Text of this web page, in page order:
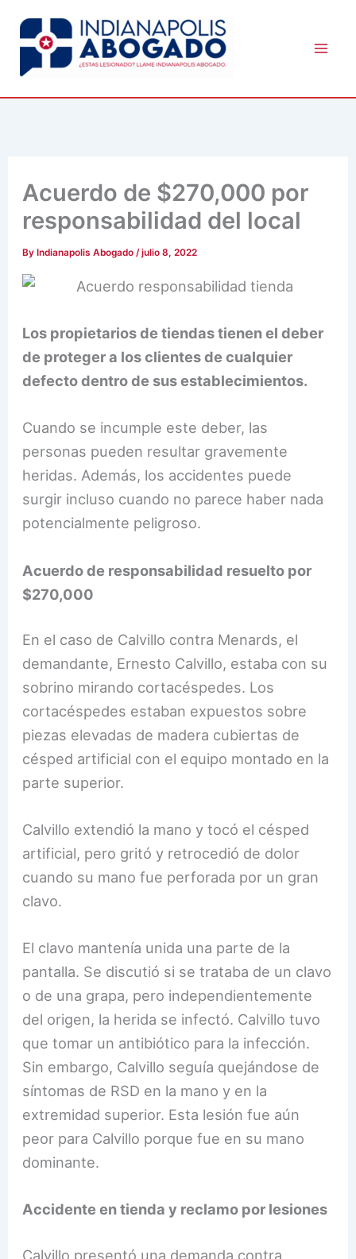
content
Acuerdo de $270,000 por
responsabilidad del local
ByIndianapolis Abogado /julio 8, 2022
Los propietarios de tiendas tienen el deber
de proteger a los clientes de cualquier
defecto dentro de sus establecimientos.
Cuando se incumple este deber, las
personas pueden resultar gravemente
heridas. Además, los accidentes puede
surgir incluso cuando no parece haber nada
potencialmente peligroso.
Acuerdo de responsabilidad resuelto por
$270,000
En el caso de Calvillo contra Menards, el
demandante, Ernesto Calvillo, estaba con su
sobrino mirando cortacéspedes. Los
cortacéspedes estaban expuestos sobre
piezas elevadas de madera cubiertas de
césped artificial con el equipo montado en la
parte superior.
Calvillo extendió la mano y tocó el césped
artificial, pero gritó y retrocedió de dolor
cuando su mano fue perforada por un gran
clavo.
El clavo mantenía unida una parte de la
pantalla. Se discutió si se trataba de un clavo
o de una grapa, pero independientemente
del origen, la herida se infectó. Calvillo tuvo
que tomar un antibiótico para la infección.
Sin embargo, Calvillo seguía quejándose de
síntomas de RSD en la mano y en la
extremidad superior. Esta lesión fue aún
peor para Calvillo porque fue en su mano
dominante.
Accidente en tienda y reclamo por lesiones
Calvillo presentó una demanda contra